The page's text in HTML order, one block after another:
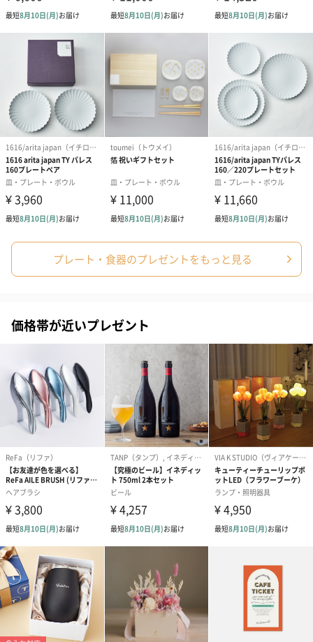
プリザーブドフラワー
ブーケ（ピンク）
（2,580円）
プリザーブドフラワー
（2,580円）
アミュレット
ク）（1,500円
ぬいぐるみ
愛らしいぬいぐるみを同梱してお届けします。
フラワーテディベア
（2,390円）
テディベア（バニラ）
（1,760円）
テディベア（
ル）（1,760円
紅茶・コーヒー・スイーツ
紅茶・コーヒー・スイーツを同梱してお届けいたします。ギフト
への＋αにおすすめです。
アールグレイ（HAPPY
アールグレイティー
フルーツティ
プレート・食器のプレゼントをもっと見る
価格帯が近いプレゼント